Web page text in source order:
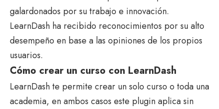
galardonados por su trabajo e innovación.
LearnDash ha recibido reconocimientos por su alto
desempeño en base a las opiniones de los propios
usuarios.
Cómo crear un curso con LearnDash
LearnDash te permite crear un solo curso o toda una
academia, en ambos casos este plugin aplica sin